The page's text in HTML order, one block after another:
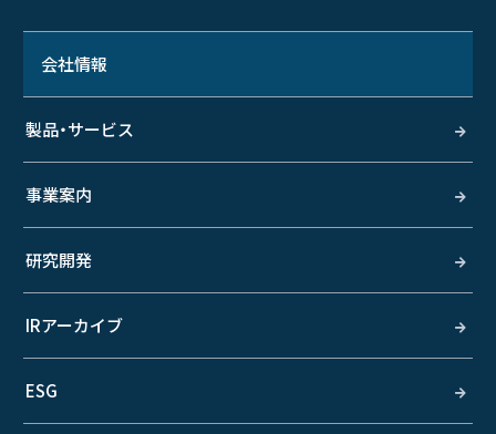
会社情報
製品・サービス
事業案内
研究開発
IRアーカイブ
ESG